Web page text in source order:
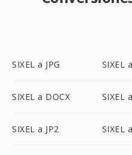
SIXEL a JPG SIXEL
SIXEL a DOCX SIXEL
SIXEL a JP2 SIXEL